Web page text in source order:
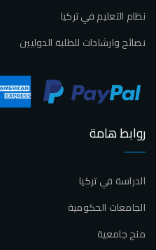
نظام التعليم في تركيا
نصائح وارشادات للطلبة الدوليين
روابط هامة
الدراسة في تركيا
الجامعات الحكومية
منح جامعية